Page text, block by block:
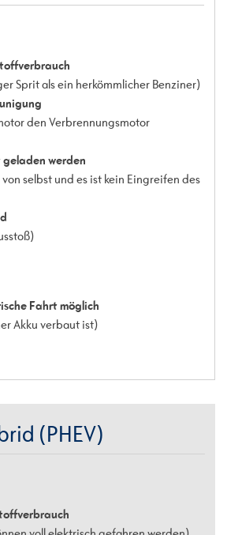
Sprit als ein herkömmlicher Benziner)
den Verbrennungsmotor
geladen werden
selbst und es ist kein Eingreifen des
Fahrt möglich
Akku verbaut ist)
(PHEV)